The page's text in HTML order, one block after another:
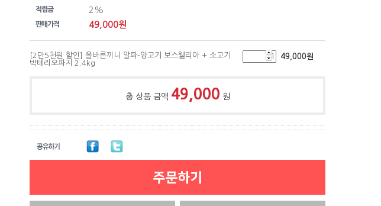
적립금 2%
판매가격 49,000원
[2만5천원 할인] 올바른끼니 알파-양고기 보스웰리아 + 소고기
박테리오파지 2.4kg
49,000원
총 상품 금액 49,000 원